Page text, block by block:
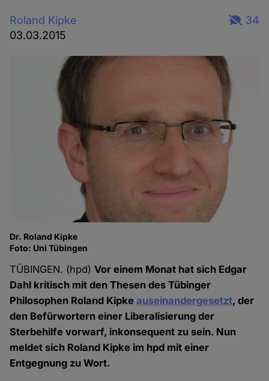
Roland Kipke
03.03.2015
34
Dr. Roland Kipke
Foto: Uni Tübingen
TÜBINGEN. (hpd)Vor einem Monat hat sich Edgar
Dahl kritisch mit den Thesen des Tübinger
Philosophen Roland Kipkeauseinandergesetzt, der
den Befürwortern einer Liberalisierung der
Sterbehilfe vorwarf, inkonsequent zu sein. Nun
meldet sich Roland Kipke im hpd mit einer
Entgegnung zu Wort.